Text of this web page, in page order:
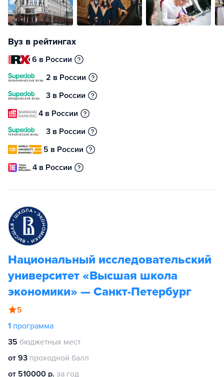
Вуз в рейтингах
6 в России
2 в России
3 в России
4 в России
3 в России
5 в России
4 в России
Национальный исследовательский
университет «Высшая школа
экономики» — Санкт-Петербург
5
1 программа
35 бюджетных мест
от 93 проходной балл
от 510000 р. за год